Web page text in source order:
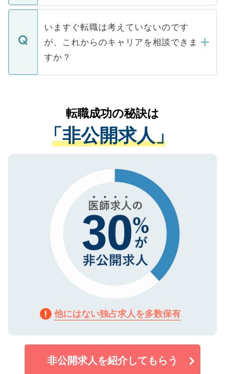
関を公にしてしまうと、応募が殺到する場
に、医療機関が求める条件に合った人材の
みを人材紹介会社に依頼するケースが増え
ています。
定を承諾する必要はありません。内定先へ
の辞退の連絡はキャリアパートナーが行い
個人情報が漏えいすることはありませんの
で、ご安心ください。当サイトからの登録
などで収集したご登録者様の個人情報は、
ご本人のキャリアアップおよび転職活動の
支援を目的に使用いたします。お預かりし
ているすべての個人データはご本人の許可
は、個人情報の取り扱いについての厳密な
管理基準を満たした事業者のみに付与され
る、プライバシーマークを取得済みです。
で、機密保持に関してもご安心ください。
いますぐ転職は考えていないのです
が、これからのキャリアを相談できま
すか？
かがいして、現在の医療機関の状況や紹介
経験をまじえながら、適切なアドバイスを
させていただきます。すぐにご転職をされ
ない方には、長期的なサポートが可能です
ので、まずはご登録ください。
転職成功の秘訣は
「非公開求人」
他にはない独占求人を多数保有
非公開求人を紹介してもらう